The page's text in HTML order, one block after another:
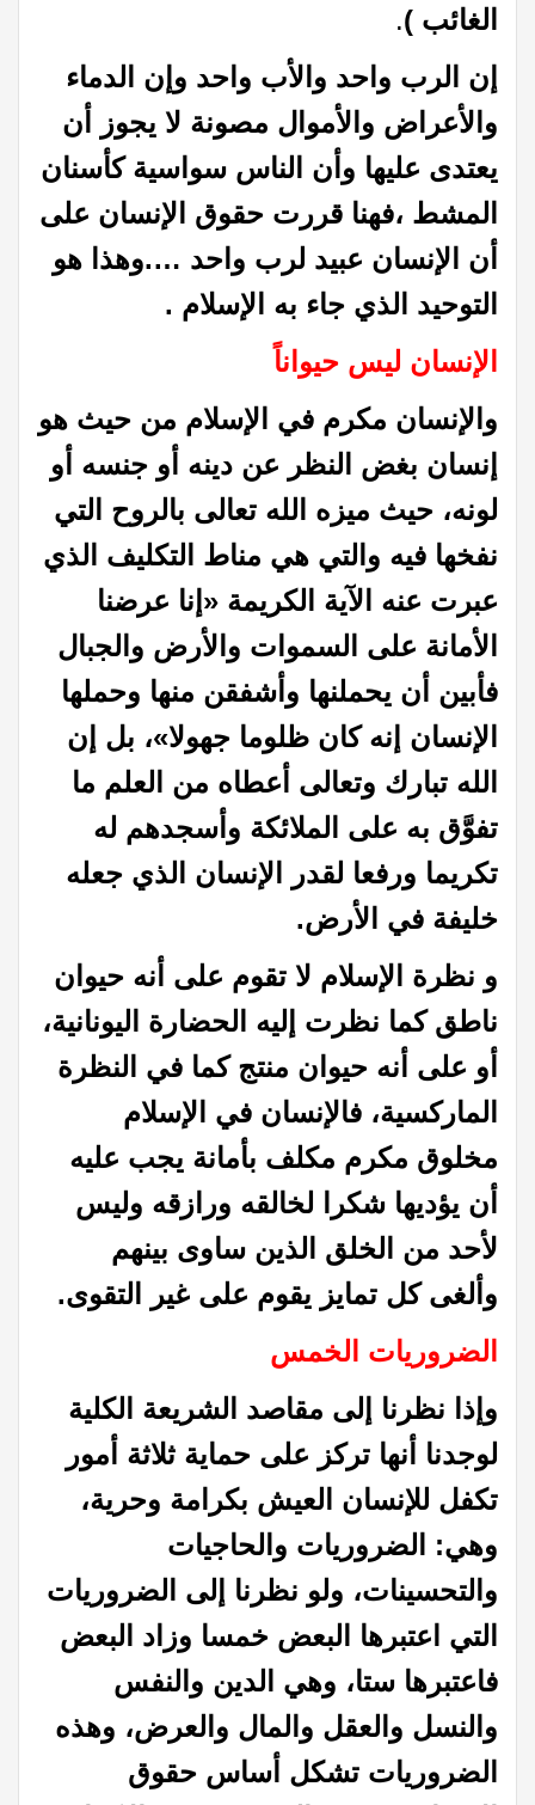
الغائب )
.
إن الرب واحد والأب واحد وإن الدماء
والأعراض والأموال مصونة لا يجوز أن
يعتدى عليها وأن الناس سواسية كأسنان
المشط ،فهنا قررت حقوق الإنسان على
أن الإنسان عبيد لرب واحد ….وهذا هو
التوحيد الذي جاء به الإسلام .
الإنسان ليس حيواناً
والإنسان مكرم في الإسلام من حيث هو
إنسان بغض النظر عن دينه أو جنسه أو
لونه، حيث ميزه الله تعالى بالروح التي
نفخها فيه والتي هي مناط التكليف الذي
عبرت عنه الآية الكريمة «إنا عرضنا
الأمانة على السموات والأرض والجبال
فأبين أن يحملنها وأشفقن منها وحملها
الإنسان إنه كان ظلوما جهولا»، بل إن
الله تبارك وتعالى أعطاه من العلم ما
تفوَّق به على الملائكة وأسجدهم له
تكريما ورفعا لقدر الإنسان الذي جعله
خليفة في الأرض.
و نظرة الإسلام لا تقوم على أنه حيوان
ناطق كما نظرت إليه الحضارة اليونانية،
أو على أنه حيوان منتج كما في النظرة
الماركسية، فالإنسان في الإسلام
مخلوق مكرم مكلف بأمانة يجب عليه
أن يؤديها شكرا لخالقه ورازقه وليس
لأحد من الخلق الذين ساوى بينهم
وألغى كل تمايز يقوم على غير التقوى.
الضروريات الخمس
وإذا نظرنا إلى مقاصد الشريعة الكلية
لوجدنا أنها تركز على حماية ثلاثة أمور
تكفل للإنسان العيش بكرامة وحرية،
وهي: الضروريات والحاجيات
والتحسينات، ولو نظرنا
إلى الضروريات
التي اعتبرها البعض خمسا وزاد البعض
فاعتبرها ستا، وهي الدين والنفس
والنسل والعقل والمال والعرض، وهذه
الضروريات تشكل أساس حقوق